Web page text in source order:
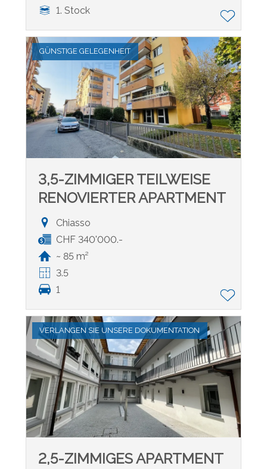
1. Stock
GÜNSTIGE GELEGENHEIT
3,5-ZIMMIGER TEILWEISE
RENOVIERTER APARTMENT
Chiasso
CHF 340'000.-
~ 85 m²
3.5
1
VERLANGEN SIE UNSERE DOKUMENTATION
2,5-ZIMMIGES APARTMENT